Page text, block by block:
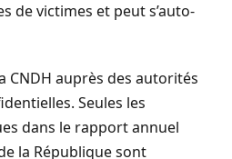
de victimes et peut s’auto-
CNDH auprès des autorités
Seules les
dans le rapport annuel
la République sont